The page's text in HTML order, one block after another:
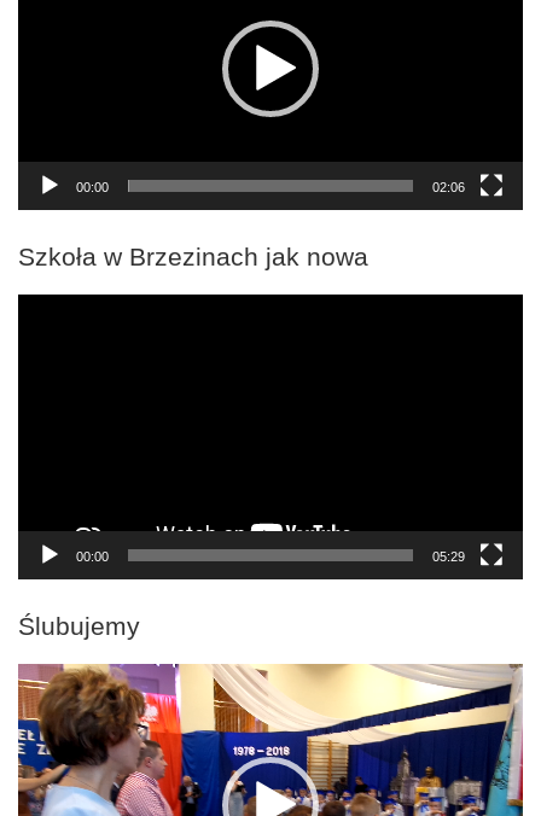
00:00 02:06
Szkoła w Brzezinach jak nowa
00:00 05:29
Ślubujemy
Odtwarzacz
video